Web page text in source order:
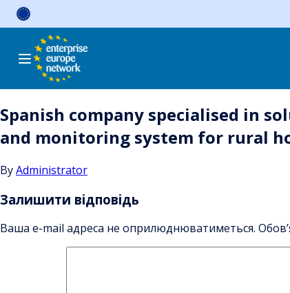
Skip
Spanish company specialised in
and monitoring system for rural
ByAdministrator
Залишити відповідь
Ваша e-mail адреса не оприлюднюватиметься.